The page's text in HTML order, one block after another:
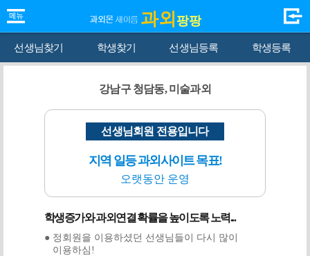
과외 팡팡
선생님찾기 학생찾기 선생님등록 학생등록
강남구 청담동, 미술과외
선생님회원 전용입니다
지역 일등 과외사이트 목표!
오랫동안 운영
학생증가와 과외연결 확률을 높이도록 노력...
● 정회원을 이용하셨던 선생님들이 다시 많이
이용하심!